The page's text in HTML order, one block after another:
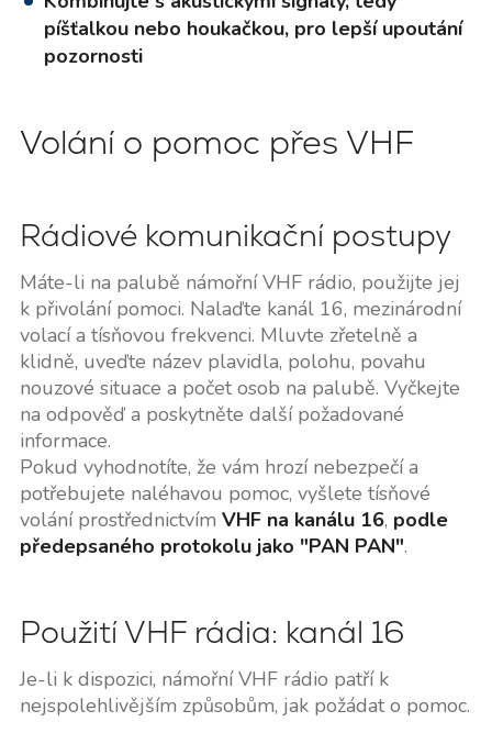
píšťalkou nebo houkačkou, pro lepší upoutání
pozornosti
Volání o pomoc přes VHF
Rádiové komunikační postupy
Máte-li na palubě námořní VHF rádio, použijte jej
k přivolání pomoci. Nalaďte kanál 16, mezinárodní
volací a tísňovou frekvenci. Mluvte zřetelně a
klidně, uveďte název plavidla, polohu, povahu
nouzové situace a počet osob na palubě. Vyčkejte
na odpověď a poskytněte další požadované
informace.
Pokud vyhodnotíte, že vám hrozí nebezpečí a
potřebujete naléhavou pomoc, vyšlete tísňové
volání prostřednictvím VHF na kanálu 16, podle
předepsaného protokolu jako "PAN PAN".
Použití VHF rádia: kanál 16
Je-li k dispozici, námořní VHF rádio patří k
nejspolehlivějším způsobům, jak požádat o pomoc.